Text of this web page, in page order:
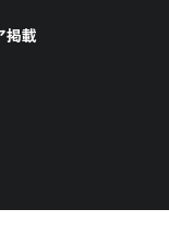
掲載